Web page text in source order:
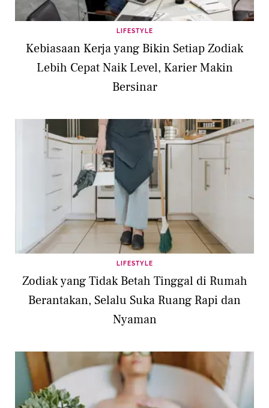
LIFESTYLE
Kebiasaan Kerja yang Bikin Setiap Zodiak
Lebih Cepat Naik Level, Karier Makin
Bersinar
LIFESTYLE
Zodiak yang Tidak Betah Tinggal di Rumah
Berantakan, Selalu Suka Ruang Rapi dan
Nyaman